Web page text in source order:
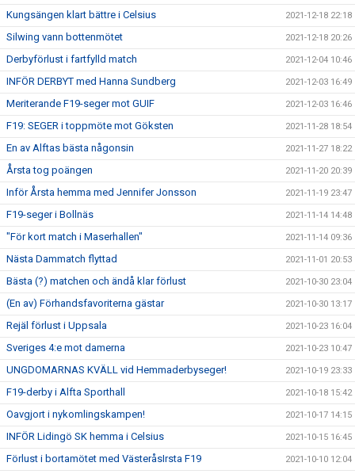
Kungsängen klart bättre i Celsius 2021-12-18 22:18
Silwing vann bottenmötet 2021-12-18 20:26
Derbyförlust i fartfylld match 2021-12-04 10:46
INFÖR DERBYT med Hanna Sundberg 2021-12-03 16:49
Meriterande F19-seger mot GUIF 2021-12-03 16:46
F19: SEGER i toppmöte mot Göksten 2021-11-28 18:54
En av Alftas bästa någonsin 2021-11-27 18:22
Årsta tog poängen 2021-11-20 20:39
Inför Årsta hemma med Jennifer Jonsson 2021-11-19 23:47
F19-seger i Bollnäs 2021-11-14 14:48
"För kort match i Maserhallen" 2021-11-14 09:36
Nästa Dammatch flyttad 2021-11-01 20:53
Bästa (?) matchen och ändå klar förlust 2021-10-30 23:04
(En av) Förhandsfavoriterna gästar 2021-10-30 13:17
Rejäl förlust i Uppsala 2021-10-23 16:04
Sveriges 4:e mot damerna 2021-10-23 10:47
UNGDOMARNAS KVÄLL vid Hemmaderbyseger! 2021-10-19 23:33
F19-derby i Alfta Sporthall 2021-10-18 15:42
Oavgjort i nykomlingskampen! 2021-10-17 14:15
INFÖR Lidingö SK hemma i Celsius 2021-10-15 16:45
Förlust i bortamötet med VästeråsIrsta F19 2021-10-10 12:04